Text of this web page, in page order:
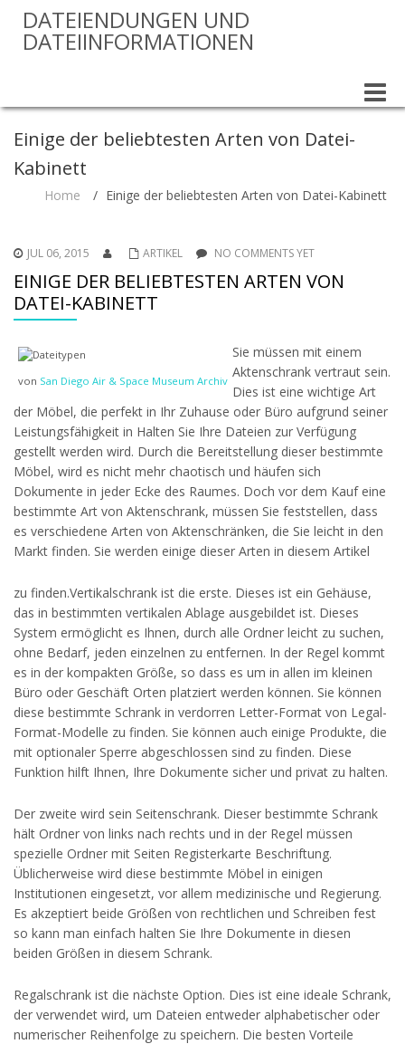
DATEIENDUNGEN UND
DATEIINFORMATIONEN
Toggle
Einige der beliebtesten Arten von Datei-
Kabinett
Home / Einige der beliebtesten Arten von Datei-Kabinett
JUL 06, 2015 ARTIKEL NO COMMENTS YET
EINIGE DER BELIEBTESTEN ARTEN VON
DATEI-KABINETT
von San Diego Air & Space Museum Archiv
Sie müssen mit einem
Aktenschrank vertraut sein.
Dies ist eine wichtige Art
der Möbel, die perfekt in Ihr Zuhause oder Büro aufgrund seiner
Leistungsfähigkeit in Halten Sie Ihre Dateien zur Verfügung
gestellt werden wird. Durch die Bereitstellung dieser bestimmte
Möbel, wird es nicht mehr chaotisch und häufen sich
Dokumente in jeder Ecke des Raumes. Doch vor dem Kauf eine
bestimmte Art von Aktenschrank, müssen Sie feststellen, dass
es verschiedene Arten von Aktenschränken, die Sie leicht in den
Markt finden. Sie werden einige dieser Arten in diesem Artikel
zu finden.Vertikalschrank ist die erste. Dieses ist ein Gehäuse,
das in bestimmten vertikalen Ablage ausgebildet ist. Dieses
System ermöglicht es Ihnen, durch alle Ordner leicht zu suchen,
ohne Bedarf, jeden einzelnen zu entfernen. In der Regel kommt
es in der kompakten Größe, so dass es um in allen im kleinen
Büro oder Geschäft Orten platziert werden können. Sie können
diese bestimmte Schrank in verdorren Letter-Format von Legal-
Format-Modelle zu finden. Sie können auch einige Produkte, die
mit optionaler Sperre abgeschlossen sind zu finden. Diese
Funktion hilft Ihnen, Ihre Dokumente sicher und privat zu halten.
Der zweite wird sein Seitenschrank. Dieser bestimmte Schrank
hält Ordner von links nach rechts und in der Regel müssen
spezielle Ordner mit Seiten Registerkarte Beschriftung.
Üblicherweise wird diese bestimmte Möbel in einigen
Institutionen eingesetzt, vor allem medizinische und Regierung.
Es akzeptiert beide Größen von rechtlichen und Schreiben fest
so kann man einfach halten Sie Ihre Dokumente in diesen
beiden Größen in diesem Schrank.
Regalschrank ist die nächste Option. Dies ist eine ideale Schrank,
der verwendet wird, um Dateien entweder alphabetischer oder
numerischer Reihenfolge zu speichern. Die besten Vorteile